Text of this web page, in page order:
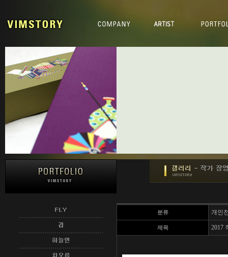
분류 개인
제목 2017